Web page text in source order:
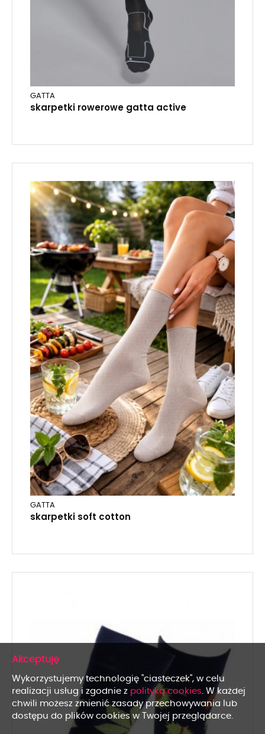
GATTA
skarpetki rowerowe gatta active
GATTA
skarpetki soft cotton
Wykorzystujemy technologię "ciasteczek", w celu
realizacji usług i zgodnie z polityką cookies. W każdej
chwili możesz zmienić zasady przechowywania lub
dostępu do plików cookies w Twojej przeglądarce.